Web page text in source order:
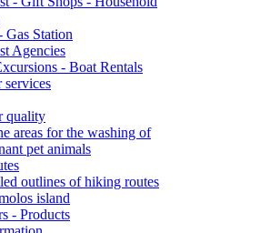
Gas Station
Agencies
- Boat Rentals
services
quality
areas for the washing of
pet animals
outlines of hiking routes
island
- Products